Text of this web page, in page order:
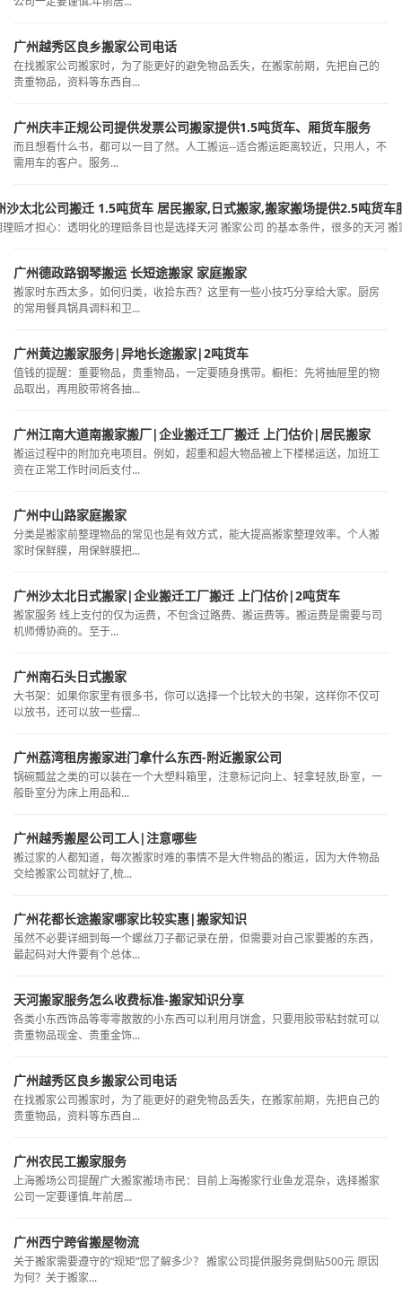
广州越秀区良乡搬家公司电话
在找搬家公司搬家时，为了能更好的避免物品丢失，在搬家前期，先把自己的
贵重物品，资料等东西自...
广州庆丰正规公司提供发票公司搬家提供1.5吨货车、厢货车服务
而且想看什么书，都可以一目了然。人工搬运--适合搬运距离较近，只用人，不
需用车的客户。服务...
沙太北公司搬迁 1.5吨货车 居民搬家,日式搬家,搬家搬场提供2.5吨货车
赔才担心：透明化的理赔条目也是选择天河 搬家公司 的基本条件，很多的天河 搬
广州德政路钢琴搬运 长短途搬家 家庭搬家
搬家时东西太多，如何归类，收拾东西？这里有一些小技巧分享给大家。厨房
的常用餐具锅具调料和卫...
广州黄边搬家服务|异地长途搬家|2吨货车
值钱的提醒：重要物品，贵重物品，一定要随身携带。橱柜：先将抽屉里的物
品取出，再用胶带将各抽...
广州江南大道南搬家搬厂|企业搬迁工厂搬迁 上门估价|居民搬家
搬运过程中的附加充电项目。例如，超重和超大物品被上下楼梯运送，加班工
资在正常工作时间后支付...
广州中山路家庭搬家
分类是搬家前整理物品的常见也是有效方式，能大提高搬家整理效率。个人搬
家时保鲜膜，用保鲜膜把...
广州沙太北日式搬家|企业搬迁工厂搬迁 上门估价|2吨货车
搬家服务 线上支付的仅为运费，不包含过路费、搬运费等。搬运费是需要与司
机师傅协商的。至于...
广州南石头日式搬家
大书架：如果你家里有很多书，你可以选择一个比较大的书架，这样你不仅可
以放书，还可以放一些摆...
广州荔湾租房搬家进门拿什么东西-附近搬家公司
锅碗瓢盆之类的可以装在一个大塑料箱里，注意标记向上、轻拿轻放,卧室，一
般卧室分为床上用品和...
广州越秀搬屋公司工人|注意哪些
搬过家的人都知道，每次搬家时难的事情不是大件物品的搬运，因为大件物品
交给搬家公司就好了,梳...
广州花都长途搬家哪家比较实惠|搬家知识
虽然不必要详细到每一个螺丝刀子都记录在册，但需要对自己家要搬的东西，
最起码对大件要有个总体...
天河搬家服务怎么收费标准-搬家知识分享
各类小东西饰品等零零散散的小东西可以利用月饼盒，只要用胶带粘封就可以
贵重物品现金、贵重金饰...
广州越秀区良乡搬家公司电话
在找搬家公司搬家时，为了能更好的避免物品丢失，在搬家前期，先把自己的
贵重物品，资料等东西自...
广州农民工搬家服务
上海搬场公司提醒广大搬家搬场市民：目前上海搬家行业鱼龙混杂，选择搬家
公司一定要谨慎.年前居...
广州西宁跨省搬屋物流
关于搬家需要遵守的“规矩”您了解多少？ 搬家公司提供服务竟倒贴500元 原因
为何？关于搬家...